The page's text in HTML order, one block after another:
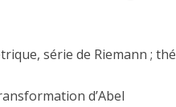
série de Riemann ;
d’Abel